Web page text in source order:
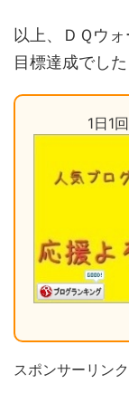
以上、ＤＱウ
目標達成でした
1日1
スポンサーリンク